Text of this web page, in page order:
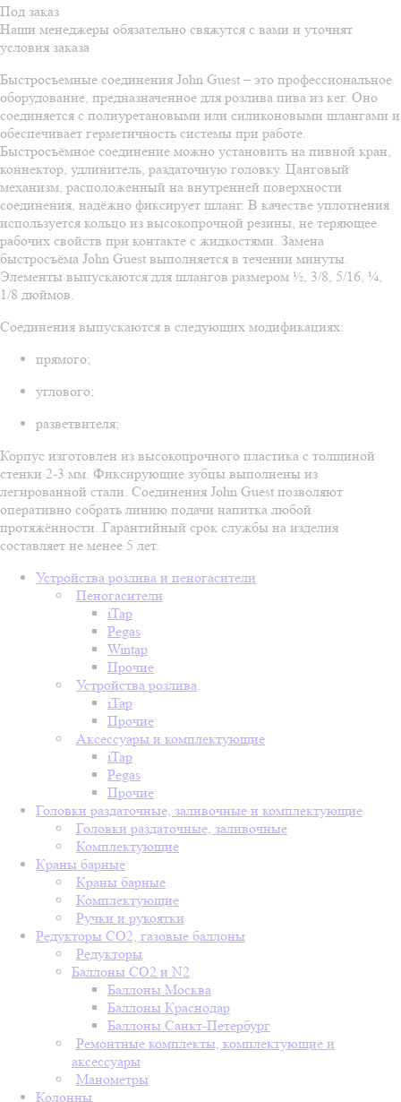
Под заказ
Наши менеджеры обязательно свяжутся с вами и уточнят
условия заказа
Быстросъемные соединения John Guest – это профессиональное
оборудование, предназначенное для розлива пива из кег. Оно
соединяется с полиуретановыми или силиконовыми шлангами и
обеспечивает герметичность системы при работе.
Быстросъёмное соединение можно установить на пивной кран,
коннектор, удлинитель, раздаточную головку. Цанговый
механизм, расположенный на внутренней поверхности
соединения, надёжно фиксирует шланг. В качестве уплотнения
используется кольцо из высокопрочной резины, не теряющее
рабочих свойств при контакте с жидкостями. Замена
быстросъёма John Guest выполняется в течении минуты.
Элементы выпускаются для шлангов размером ½, 3/8, 5/16, ¼,
1/8 дюймов.
Соединения выпускаются в следующих модификациях:
прямого;
углового;
разветвителя;
Корпус изготовлен из высокопрочного пластика с толщиной
стенки 2-3 мм. Фиксирующие зубцы выполнены из
легированной стали. Соединения John Guest позволяют
оперативно собрать линию подачи напитка любой
протяжённости. Гарантийный срок службы на изделия
составляет не менее 5 лет.
Устройства розлива и пеногасители
Пеногасители
iTap
Pegas
Wintap
Прочие
Устройства розлива
iTap
Прочие
Аксессуары и комплектующие
iTap
Pegas
Прочие
Головки раздаточные, заливочные и комплектующие
Головки раздаточные, заливочные
Комплектующие
Краны барные
Краны барные
Комплектующие
Ручки и рукоятки
Редукторы СО2, газовые баллоны
Редукторы
Баллоны СО2 и N2
Баллоны Москва
Баллоны Краснодар
Баллоны Санкт-Петербург
Ремонтные комплекты, комплектующие и
аксессуары
Манометры
Колонны